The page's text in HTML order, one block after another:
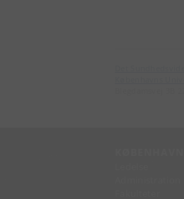
Det
Blegdamsvej 3B